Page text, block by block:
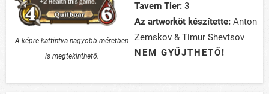
A képre kattintva nagyobb méretben
is megtekinthető.
Tavern Tier: 3
Az artworköt készítette: Anton
Zemskov & Timur Shevtsov
NEM GYŰJTHETŐ!